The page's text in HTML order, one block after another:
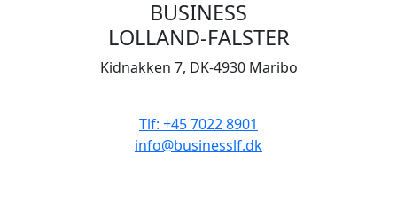
BUSINESS
LOLLAND-FALSTER
Kidnakken 7, DK-4930 Maribo
Tlf: +45 7022 8901
info@businesslf.dk